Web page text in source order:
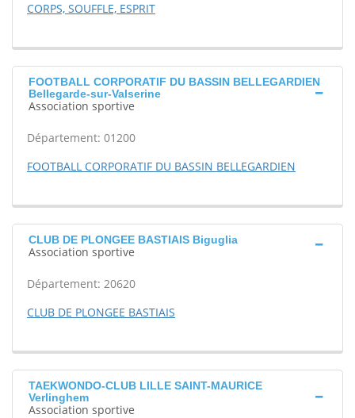
CORPS, SOUFFLE, ESPRIT
FOOTBALL CORPORATIF DU BASSIN BELLEGARDIEN
Bellegarde-sur-Valserine
Association sportive
Département: 01200
FOOTBALL CORPORATIF DU BASSIN BELLEGARDIEN
CLUB DE PLONGEE BASTIAIS Biguglia
Association sportive
Département: 20620
CLUB DE PLONGEE BASTIAIS
TAEKWONDO-CLUB LILLE SAINT-MAURICE
Verlinghem
Association sportive